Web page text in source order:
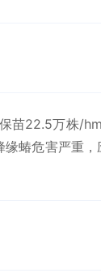
苗22.5万株/
蝽危害严重